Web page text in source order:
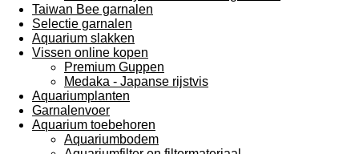
Taiwan Bee garnalen
Selectie garnalen
Aquarium slakken
Vissen online kopen
Premium Guppen
Medaka - Japanse rijstvis
Aquariumplanten
Garnalenvoer
Aquarium toebehoren
Aquariumbodem